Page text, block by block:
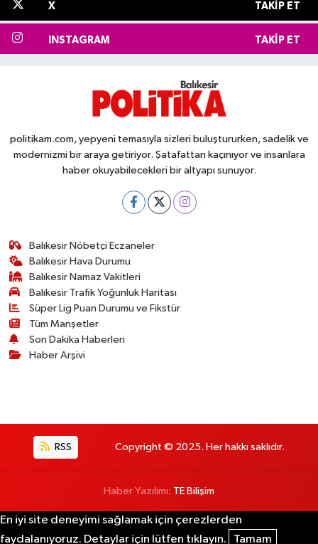
X TAKIP ET
INSTAGRAM TAKIP ET
politikam.com, yepyeni temasıyla sizleri buluştururken, sadelik ve
modernizmi bir araya getiriyor. Şatafattan kaçınıyor ve insanlara
haber okuyabilecekleri bir altyapı sunuyor.
Balıkesir Nöbetçi Eczaneler
Balıkesir Hava Durumu
Balıkesir Namaz Vakitleri
Balıkesir Trafik Yoğunluk Haritası
Süper Lig Puan Durumu ve Fikstür
Tüm Manşetler
Son Dakika Haberleri
Haber Arşivi
RSS Copyright © 2025. Her hakkı saklıdır.
Haber Yazılımı: TE Bilişim
En iyi site deneyimi sağlamak için çerezlerden
faydalanıyoruz. Detaylar için lütfen tıklayın.
Tamam